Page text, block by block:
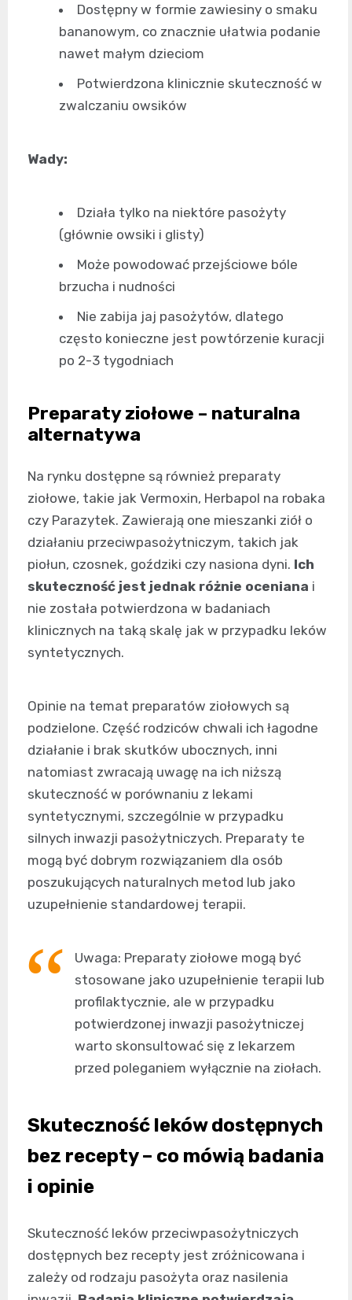
Dostępny w formie zawiesiny o smaku
bananowym, co znacznie ułatwia podanie
nawet małym dzieciom
Potwierdzona klinicznie skuteczność w
zwalczaniu owsików
Wady:
Działa tylko na niektóre pasożyty
(głównie owsiki i glisty)
Może powodować przejściowe bóle
brzucha i nudności
Nie zabija jaj pasożytów, dlatego
często konieczne jest powtórzenie kuracji
po 2-3 tygodniach
Preparaty ziołowe – naturalna
alternatywa
Na rynku dostępne są również preparaty
ziołowe, takie jak Vermoxin, Herbapol na robaka
czy Parazytek. Zawierają one mieszanki ziół o
działaniu przeciwpasożytniczym, takich jak
piołun, czosnek, goździki czy nasiona dyni. Ich
skuteczność jest jednak różnie oceniana i
nie została potwierdzona w badaniach
klinicznych na taką skalę jak w przypadku leków
syntetycznych.
Opinie na temat preparatów ziołowych są
podzielone. Część rodziców chwali ich łagodne
działanie i brak skutków ubocznych, inni
natomiast zwracają uwagę na ich niższą
skuteczność w porównaniu z lekami
syntetycznymi, szczególnie w przypadku
silnych inwazji pasożytniczych. Preparaty te
mogą być dobrym rozwiązaniem dla osób
poszukujących naturalnych metod lub jako
uzupełnienie standardowej terapii.
Uwaga: Preparaty ziołowe mogą być
stosowane jako uzupełnienie terapii lub
profilaktycznie, ale w przypadku
potwierdzonej inwazji pasożytniczej
warto skonsultować się z lekarzem
przed poleganiem wyłącznie na ziołach.
Skuteczność leków dostępnych
bez recepty – co mówią badania
i opinie
Skuteczność leków przeciwpasożytniczych
dostępnych bez recepty jest zróżnicowana i
zależy od rodzaju pasożyta oraz nasilenia